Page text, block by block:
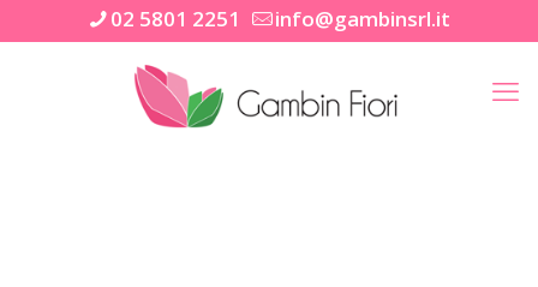
02 5801 2251 info@gambinsrl.it